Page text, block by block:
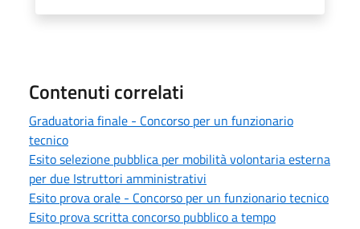
Contenuti correlati
Graduatoria finale - Concorso per un funzionario
tecnico
Esito selezione pubblica per mobilità volontaria esterna
per due Istruttori amministrativi
Esito prova orale - Concorso per un funzionario tecnico
Esito prova scritta concorso pubblico a tempo